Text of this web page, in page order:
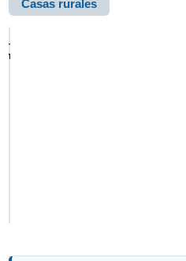
Casas rurales